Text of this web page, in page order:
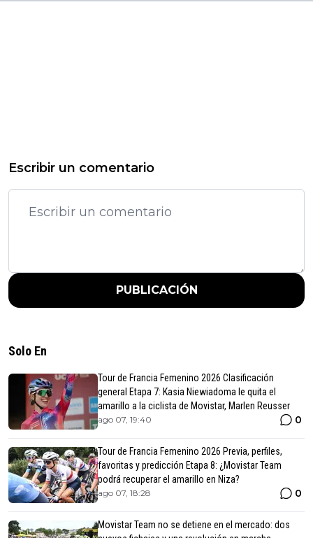
Escribir un comentario
PUBLICACIÓN
Solo En
Tour de Francia Femenino 2026 Clasificación
general Etapa 7: Kasia Niewiadoma le quita el
amarillo a la ciclista de Movistar, Marlen Reusser
ago 07, 19:40 0
Tour de Francia Femenino 2026 Previa, perfiles,
favoritas y predicción Etapa 8: ¿Movistar Team
podrá recuperar el amarillo en Niza?
ago 07, 18:28 0
Movistar Team no se detiene en el mercado: dos